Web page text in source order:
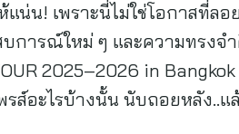
น่น! เพราะนี่ไม่ใช่โอกาสที่ล
การณ์ใหม่ ๆ และความทรง
2025–2026 in
รส์อะไรบ้างนั้น นับถอยหลัง..